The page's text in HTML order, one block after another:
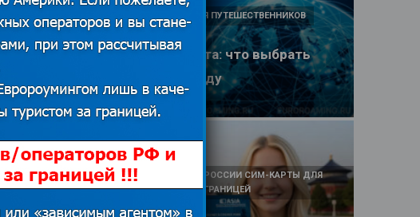
eSIM или SIM-карта: что выбрать
туристу в 2026 году
ПОЛЕЗНЫЕ ОБЗОРЫ ДЛЯ ПУТЕШЕСТВЕННИКОВ
25.06.2026
КАК И У КОГО КУПИТЬ В РОССИИ СИМ-КАРТЫ ДЛЯ
ИНТЕРНЕТА И СВЯЗИ ЗА ГРАНИЦЕЙ